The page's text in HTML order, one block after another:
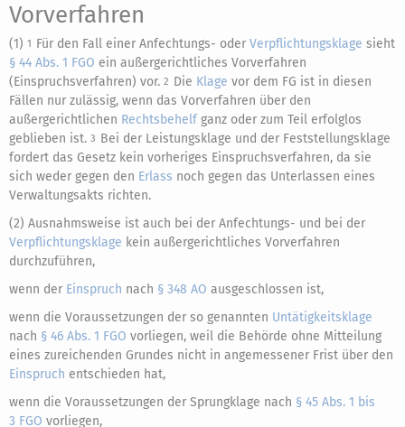
Vorverfahren
(1) 1 Für den Fall einer Anfechtungs- oder Verpflichtungsklage sieht
§ 44 Abs. 1 FGO ein außergerichtliches Vorverfahren
(Einspruchsverfahren) vor. 2 Die Klage vor dem FG ist in diesen
Fällen nur zulässig, wenn das Vorverfahren über den
außergerichtlichen Rechtsbehelfganz oder zum Teil erfolglos
geblieben ist. 3 Bei der Leistungsklage und der Feststellungsklage
fordert das Gesetz kein vorheriges Einspruchsverfahren, da sie
sich weder gegen den Erlass noch gegen das Unterlassen eines
Verwaltungsakts richten.
(2) Ausnahmsweise ist auch bei der Anfechtungs- und bei der
Verpflichtungsklage kein außergerichtliches Vorverfahren
durchzuführen,
wenn der Einspruch nach § 348 AO ausgeschlossen ist,
wenn die Voraussetzungen der so genannten Untätigkeitsklage
nach § 46 Abs. 1 FGO vorliegen, weil die Behörde ohne Mitteilung
eines zureichenden Grundes nicht in angemessener Frist über den
Einspruch entschieden hat,
wenn die Voraussetzungen der Sprungklage nach § 45 Abs. 1 bis
3 FGO vorliegen,